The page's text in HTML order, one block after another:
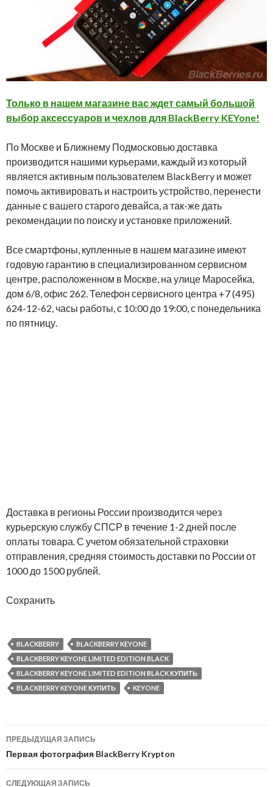
Только в нашем магазине вас ждет самый большой
выбор аксессуаров и чехлов для BlackBerry KEYone!
По Москве и Ближнему Подмосковью доставка
производится нашими курьерами, каждый из который
является активным пользователем BlackBerry и может
помочь активировать и настроить устройство, перенести
данные с вашего старого девайса, а так-же дать
рекомендации по поиску и установке приложений.
Все смартфоны, купленные в нашем магазине имеют
годовую гарантию в специализированном сервисном
центре, расположенном в Москве, на улице Маросейка,
дом 6/8, офис 262. Телефон сервисного центра +7 (495)
624-12-62, часы работы, с 10:00 до 19:00, с понедельника
по пятницу.
Доставка в регионы России производится через
курьерскую службу СПСР в течение 1-2 дней после
оплаты товара. С учетом обязательной страховки
отправления, средняя стоимость доставки по России от
1000 до 1500 рублей.
Сохранить
BLACKBERRY
BLACKBERRY KEYONE
BLACKBERRY KEYONE LIMITED EDITION BLACK
BLACKBERRY KEYONE LIMITED EDITION BLACK КУПИТЬ
BLACKBERRY KEYONE КУПИТЬ
KEYONE
Навигация
по
записям
ПРЕДЫДУЩАЯ ЗАПИСЬ
Первая фотография BlackBerry Krypton
СЛЕДУЮЩАЯ ЗАПИСЬ